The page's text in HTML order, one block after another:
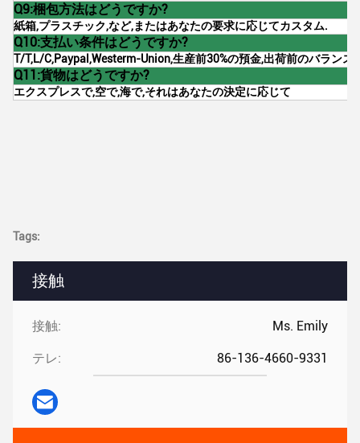
接触
接触: Ms. Emily
テレ: 86-136-4660-9331
Q9:梱包方法はどうですか?
紙箱,プラスチック,など,またはあなたの要求に応じてカスタム.
Q10:支払い条件はどうですか?
T/T,L/C,Paypal,Westerm-Union,生産前30%の預金,出荷前のバランス
Q11:貨物はどうですか?
エクスプレスで,空で,海で,それはあなたの決定に応じて
Tags: